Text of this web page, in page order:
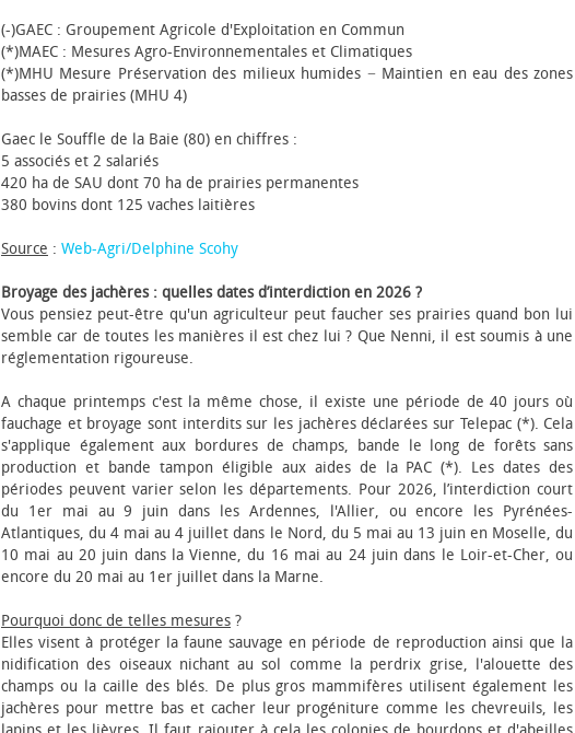
(-)GAEC : Groupement Agricole d'Exploitation en Commun
(*)MAEC : Mesures Agro-Environnementales et Climatiques
(*)MHU Mesure Préservation des milieux humides − Maintien en eau des zones
basses de prairies (MHU 4)
Gaec le Souffle de la Baie (80) en chiffres :
5 associés et 2 salariés
420 ha de SAU dont 70 ha de prairies permanentes
380 bovins dont 125 vaches laitières
Source : Web-Agri/Delphine Scohy
Broyage des jachères : quelles dates d’interdiction en 2026 ?
Vous pensiez peut-être qu'un agriculteur peut faucher ses prairies quand bon lui
semble car de toutes les manières il est chez lui ? Que Nenni, il est soumis à une
réglementation rigoureuse.
A chaque printemps c'est la même chose, il existe une période de 40 jours où
fauchage et broyage sont interdits sur les jachères déclarées sur Telepac (*). Cela
s'applique également aux bordures de champs, bande le long de forêts sans
production et bande tampon éligible aux aides de la PAC (*). Les dates des
périodes peuvent varier selon les départements. Pour 2026, l’interdiction court
du 1er mai au 9 juin dans les Ardennes, l'Allier, ou encore les Pyrénées-
Atlantiques, du 4 mai au 4 juillet dans le Nord, du 5 mai au 13 juin en Moselle, du
10 mai au 20 juin dans la Vienne, du 16 mai au 24 juin dans le Loir-et-Cher, ou
encore du 20 mai au 1er juillet dans la Marne.
Pourquoi donc de telles mesures ?
Elles visent à protéger la faune sauvage en période de reproduction ainsi que la
nidification des oiseaux nichant au sol comme la perdrix grise, l'alouette des
champs ou la caille des blés. De plus gros mammifères utilisent également les
jachères pour mettre bas et cacher leur progéniture comme les chevreuils, les